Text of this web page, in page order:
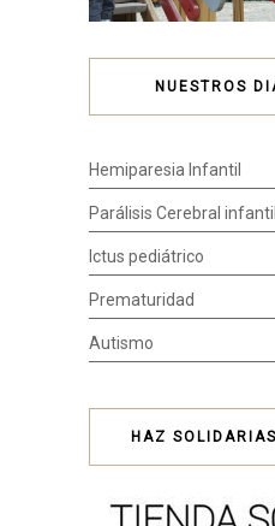
NUESTROS
Hemiparesia Infantil
Parálisis Cerebral infantil
Ictus pediátrico
Prematuridad
Autismo
HAZ